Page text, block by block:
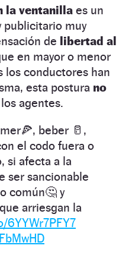
la ventanilla es un
publicitario muy
de libertad al
en mayor o menor
los conductores han
esta postura no
agentes.
beber 🥛,
el codo fuera o
si afecta a la
ser sancionable
común🤔 y
arriesgan la
6YYWr7PFY7